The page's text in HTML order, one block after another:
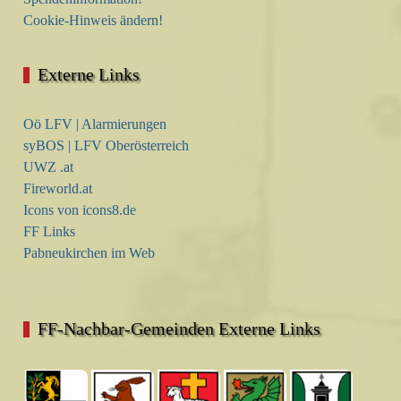
Cookie-Hinweis ändern!
Externe Links
Oö LFV | Alarmierungen
syBOS | LFV Oberösterreich
UWZ .at
Fireworld.at
Icons von icons8.de
FF Links
Pabneukirchen im Web
FF-Nachbar-Gemeinden Externe Links